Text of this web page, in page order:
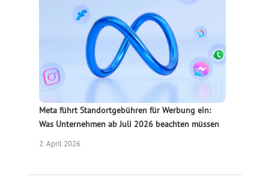
Meta führt Standortgebühren für Werbung ein:
Was Unternehmen ab Juli 2026 beachten müssen
2. April 2026